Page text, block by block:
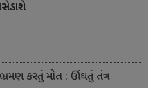
ભ્રમણ કરતું મોત : ઊંઘતું તંત્ર